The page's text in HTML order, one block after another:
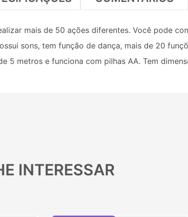
mais de 50 ações diferentes. Você pode
sons, tem função de dança, mais de 20
5 metros e funciona com pilhas AA. Tem
INTERESSAR